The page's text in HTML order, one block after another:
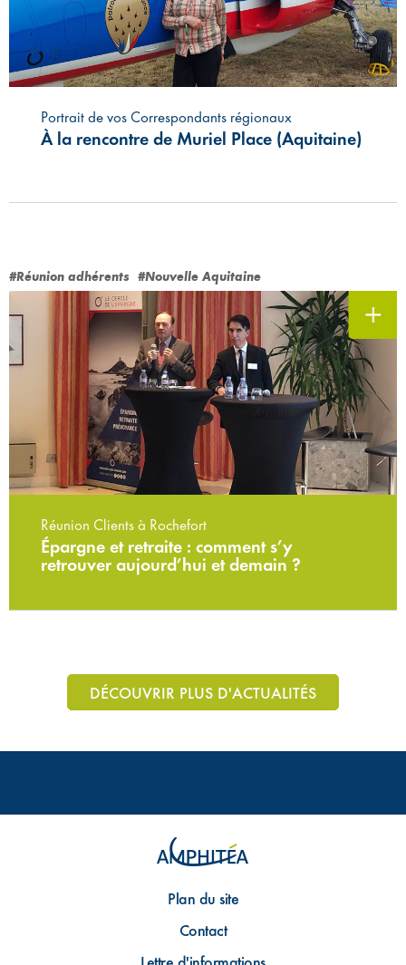
Portrait de vos Correspondants régionaux
À la rencontre de Muriel Place (Aquitaine)
#Réunion adhérents #Nouvelle Aquitaine
Réunion Clients à Rochefort
Épargne et retraite : comment s’y
retrouver aujourd’hui et demain ?
DÉCOUVRIR PLUS D'ACTUALITÉS
Plan du site
Contact